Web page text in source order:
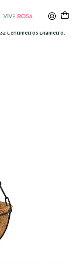
Centímetros Diámetro.